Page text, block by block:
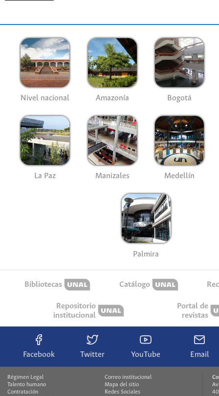
Nivel nacional Amazonía Bogotá
La Paz Manizales Medellín
Palmira
Bibliotecas Catálogo
Repositorio
institucional
Portal de
revistas
Facebook Twitter YouTube Email
Régimen Legal
Talento humano
Contratación
Correo institucional
Mapa del sitio
Redes Sociales